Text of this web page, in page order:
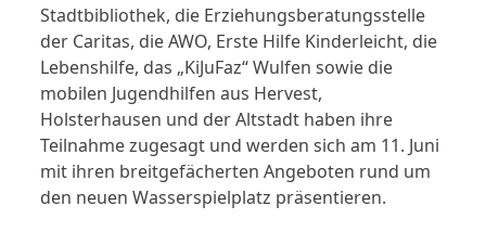
Stadtbibliothek, die Erziehungsberatungsstelle
der Caritas, die AWO, Erste Hilfe Kinderleicht, die
Lebenshilfe, das „KiJuFaz“ Wulfen sowie die
mobilen Jugendhilfen aus Hervest,
Holsterhausen und der Altstadt haben ihre
Teilnahme zugesagt und werden sich am 11. Juni
mit ihren breitgefächerten Angeboten rund um
den neuen Wasserspielplatz präsentieren.